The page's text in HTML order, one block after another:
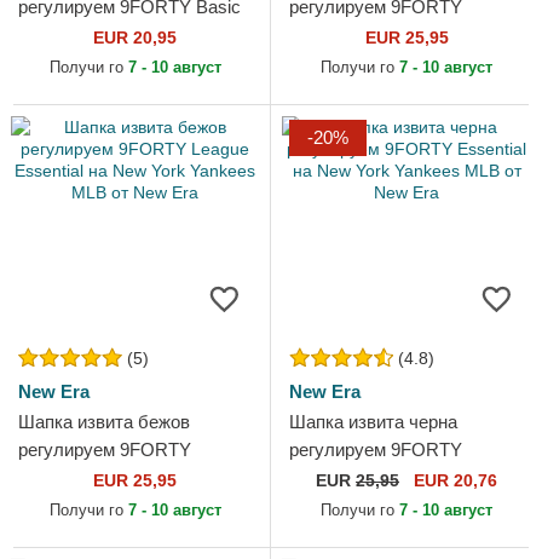
регулируем 9FORTY Basic
Flag от New Era
EUR 20,95
Получи го 7 - 10 август
регулируем 9FORTY
Essential на New York
Yankees MLB от New Era
EUR 25,95
Получи го 7 - 10 август
(5)
New Era
Шапка извита бежов
регулируем 9FORTY
League Essential на New
York Yankees MLB от New
EUR 25,95
Получи го 7 - 10 август
-20%
(4.8)
New Era
Шапка извита черна
регулируем 9FORTY
Essential на New York
Yankees MLB от New Era
EUR 25,95 EUR 20,76
Получи го 7 - 10 август